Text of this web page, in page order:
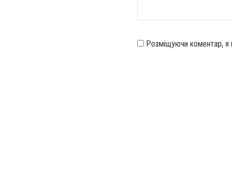
Розміщуючи коментар, я